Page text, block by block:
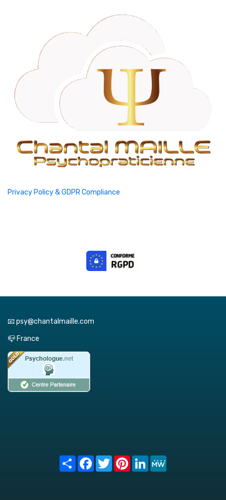
Privacy Policy & GDPR Compliance
📧 psy@chantalmaille.com
📪 France
Share FacebookTwitterPinterest
LinkedIn